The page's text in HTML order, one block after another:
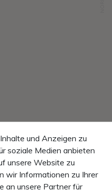
portofrei.
gem. AGB
PayPal
und Anzeigen zu
soziale Medien anbieten
unsere Website zu
wir Informationen zu Ihrer
an unsere Partner für